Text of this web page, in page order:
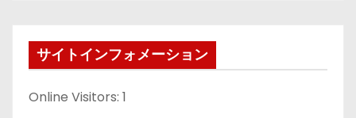
サイトインフォメーション
Online Visitors: 1